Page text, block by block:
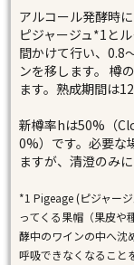
アルコール発酵時
ピジャージュ*1と
間かけて行い、0.8
ンを移します。 樽
ます。熟成期間は12
新樽率hは50%（
0%）です。必要な
ますが、清澄のみ
*1 Pigeage (ピジャー
ってくる果帽（果皮や
酵中のワインの中へ沈
呼吸できなくなること